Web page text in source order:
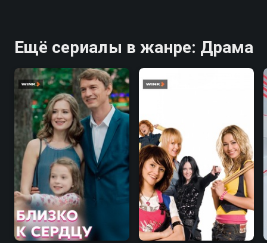
Ещё сериалы в жанре: Драма
7.1 3.1 2.6